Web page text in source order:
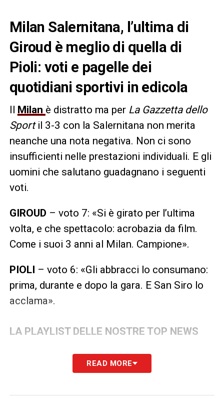
Milan Salernitana, l’ultima di
Giroud è meglio di quella di
Pioli: voti e pagelle dei
quotidiani sportivi in edicola
Il Milan è distratto ma per La Gazzetta dello
Sportil 3-3 con la Salernitana non merita
neanche una nota negativa. Non ci sono
insufficienti nelle prestazioni individuali. E gli
uomini che salutano guadagnano i seguenti
voti.
GIROUD – voto 7: «Si è girato per l’ultima
volta, e che spettacolo: acrobazia da film.
Come i suoi 3 anni al Milan. Campione».
PIOLI – voto 6: «Gli abbracci lo consumano:
prima, durante e dopo la gara. E San Siro lo
acclama».
LA PLAYLIST DELLE NOSTRE TOP NEWS
READ MORE